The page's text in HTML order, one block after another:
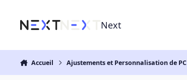
Next
Accueil Ajustements et Personnalisation de PC